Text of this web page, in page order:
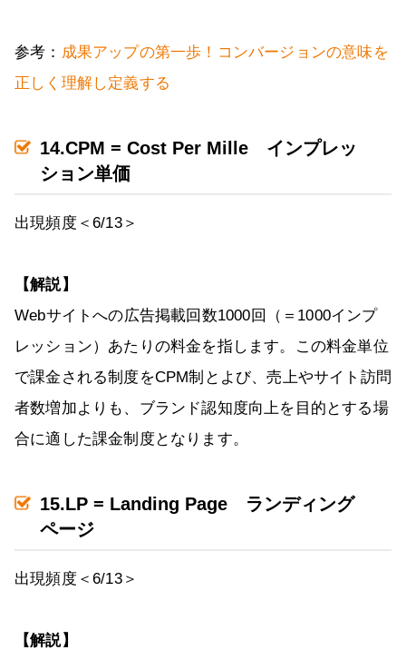
参考： 成果アップの第一歩！コンバージョンの意味を
正しく理解し定義する
14.CPM = Cost Per Mille インプレッ
ション単価
出現頻度＜6/13＞
【解説】
Webサイトへの広告掲載回数1000回（＝1000インプ
レッション）あたりの料金を指します。この料金単位
で課金される制度をCPM制とよび、売上やサイト訪問
者数増加よりも、ブランド認知度向上を目的とする場
合に適した課金制度となります。
15.LP = Landing Page ランディング
ページ
出現頻度＜6/13＞
【解説】